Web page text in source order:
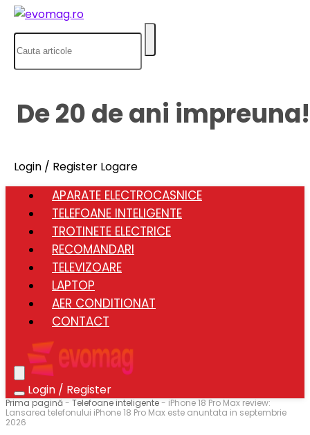
De 20 de ani impreuna!
Login / Register Logare
APARATE ELECTROCASNICE
TELEFOANE INTELIGENTE
TROTINETE ELECTRICE
RECOMANDARI
TELEVIZOARE
LAPTOP
AER CONDITIONAT
CONTACT
Login / Register
Prima pagină- Telefoane inteligente- iPhone 18 Pro Max review:
Lansarea telefonului iPhone 18 Pro Max este anuntata in septembrie
2026